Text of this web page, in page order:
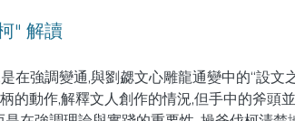
" 解讀
在強調變通,與劉勰文心雕龍通變中的“設文
的動作,解釋文人創作的情況,但手中的斧頭